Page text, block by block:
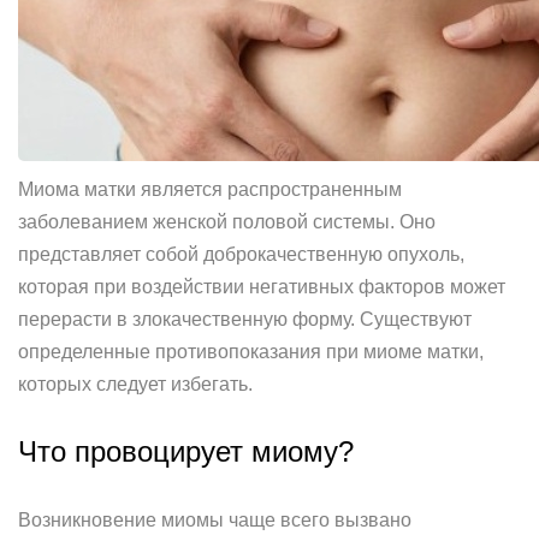
Миома матки является распространенным
заболеванием женской половой системы. Оно
представляет собой доброкачественную опухоль,
которая при воздействии негативных факторов может
перерасти в злокачественную форму. Существуют
определенные противопоказания при миоме матки,
которых следует избегать.
Что провоцирует миому?
Возникновение миомы чаще всего вызвано